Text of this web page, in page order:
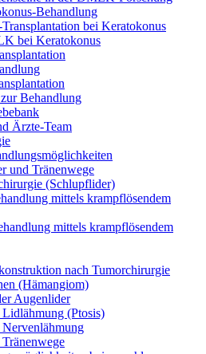
Behandlung
bei Keratokonus
bei Keratokonus
Behandlung
Ärzte-Team
und Tränenwege
(Schlupflider)
mittels krampflösendem
mittels krampflösendem
nach Tumorchirurgie
(Hämangiom)
Augenlider
(Ptosis)